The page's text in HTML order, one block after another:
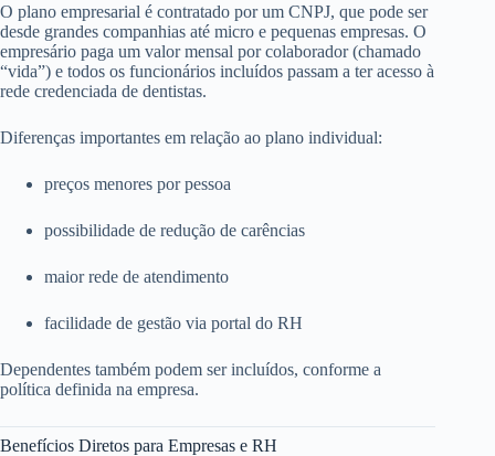
O plano empresarial é contratado por um CNPJ, que pode ser
desde grandes companhias até micro e pequenas empresas. O
empresário paga um valor mensal por colaborador (chamado
“vida”) e todos os funcionários incluídos passam a ter acesso à
rede credenciada de dentistas.
Diferenças importantes em relação ao plano individual:
preços menores por pessoa
possibilidade de redução de carências
maior rede de atendimento
facilidade de gestão via portal do RH
Dependentes também podem ser incluídos, conforme a
política definida na empresa.
Benefícios Diretos para Empresas e RH